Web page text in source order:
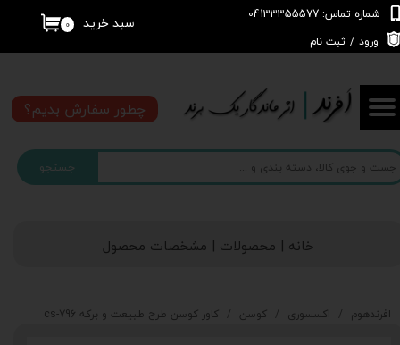
جستجو
شماره تماس: 04133355577
۰ سبد خرید
ورود / ثبت نام
حساب کاربری من
تغییر گذر واژه
سفارشات
خروج از حساب کاربری
چطور سفارش بدیم؟
خانه | محصولات | مشخصات محصول
افرندهوم اکسسوری کوسن کاور کوسن طرح طبیعت و برکه cs-796